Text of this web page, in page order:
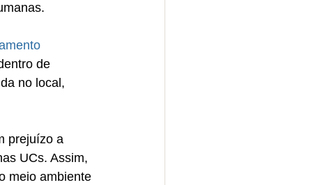
de
no local,
prejuízo a
UCs. Assim,
meio ambiente